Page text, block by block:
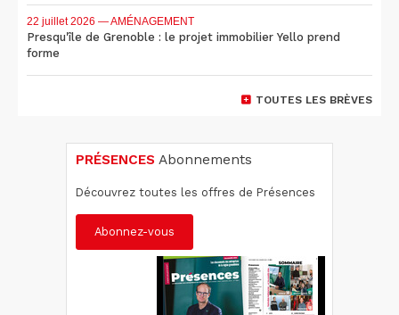
22 juillet 2026 — AMÉNAGEMENT
Presqu'île de Grenoble : le projet immobilier Yello prend
forme
TOUTES LES BRÈVES
PRÉSENCES Abonnements
Découvrez toutes les offres de Présences
Abonnez-vous